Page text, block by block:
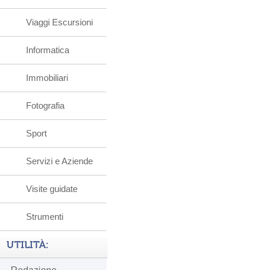
Viaggi Escursioni
Informatica
Immobiliari
Fotografia
Sport
Servizi e Aziende
Visite guidate
Strumenti
UTILITÀ: